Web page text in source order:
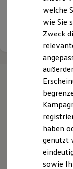
Kosten
E-
Die
ID.
Marke und
R-
R
Driving
Wir suchen
Details
welche
wie Sie
Zweck
haben
genutzt
sowie